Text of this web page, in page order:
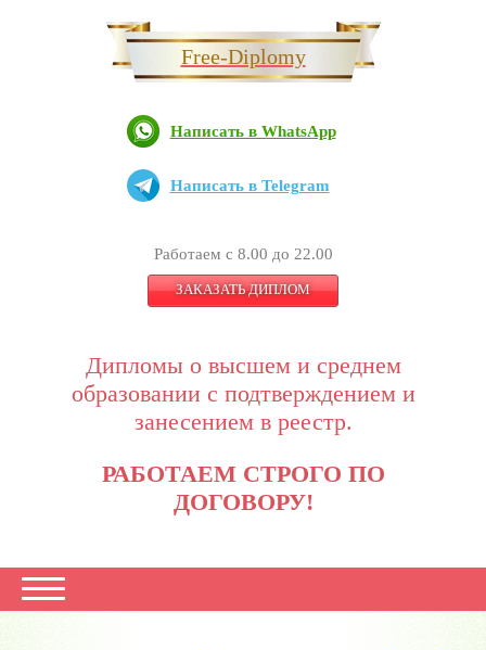
Free-Diplomy
Написать в WhatsApp
Написать в Telegram
Работаем с 8.00 до 22.00
ЗАКАЗАТЬ ДИПЛОМ
Дипломы о высшем и среднем
образовании с подтверждением и
занесением в реестр.
РАБОТАЕМ СТРОГО ПО
ДОГОВОРУ!